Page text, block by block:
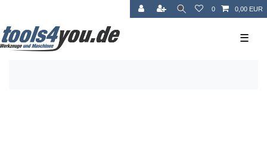
0 0,00 EUR
☰